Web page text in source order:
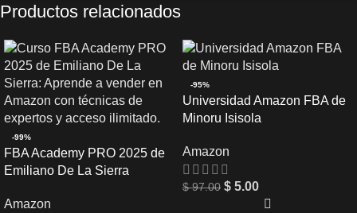
Productos relacionados
-99%
FBA Academy PRO 2025 de
Emiliano De La Sierra
Amazon
-95%
Universidad Amazon FBA de
Minoru Isisola
Amazon
$97.00 $ 5.00